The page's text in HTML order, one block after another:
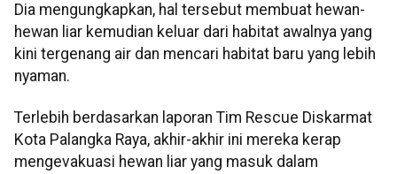
Dia mengungkapkan, hal tersebut membuat hewan-
hewan liar kemudian keluar dari habitat awalnya yang
kini tergenang air dan mencari habitat baru yang lebih
nyaman.
Terlebih berdasarkan laporan Tim Rescue Diskarmat
Kota Palangka Raya, akhir-akhir ini mereka kerap
mengevakuasi hewan liar yang masuk dalam